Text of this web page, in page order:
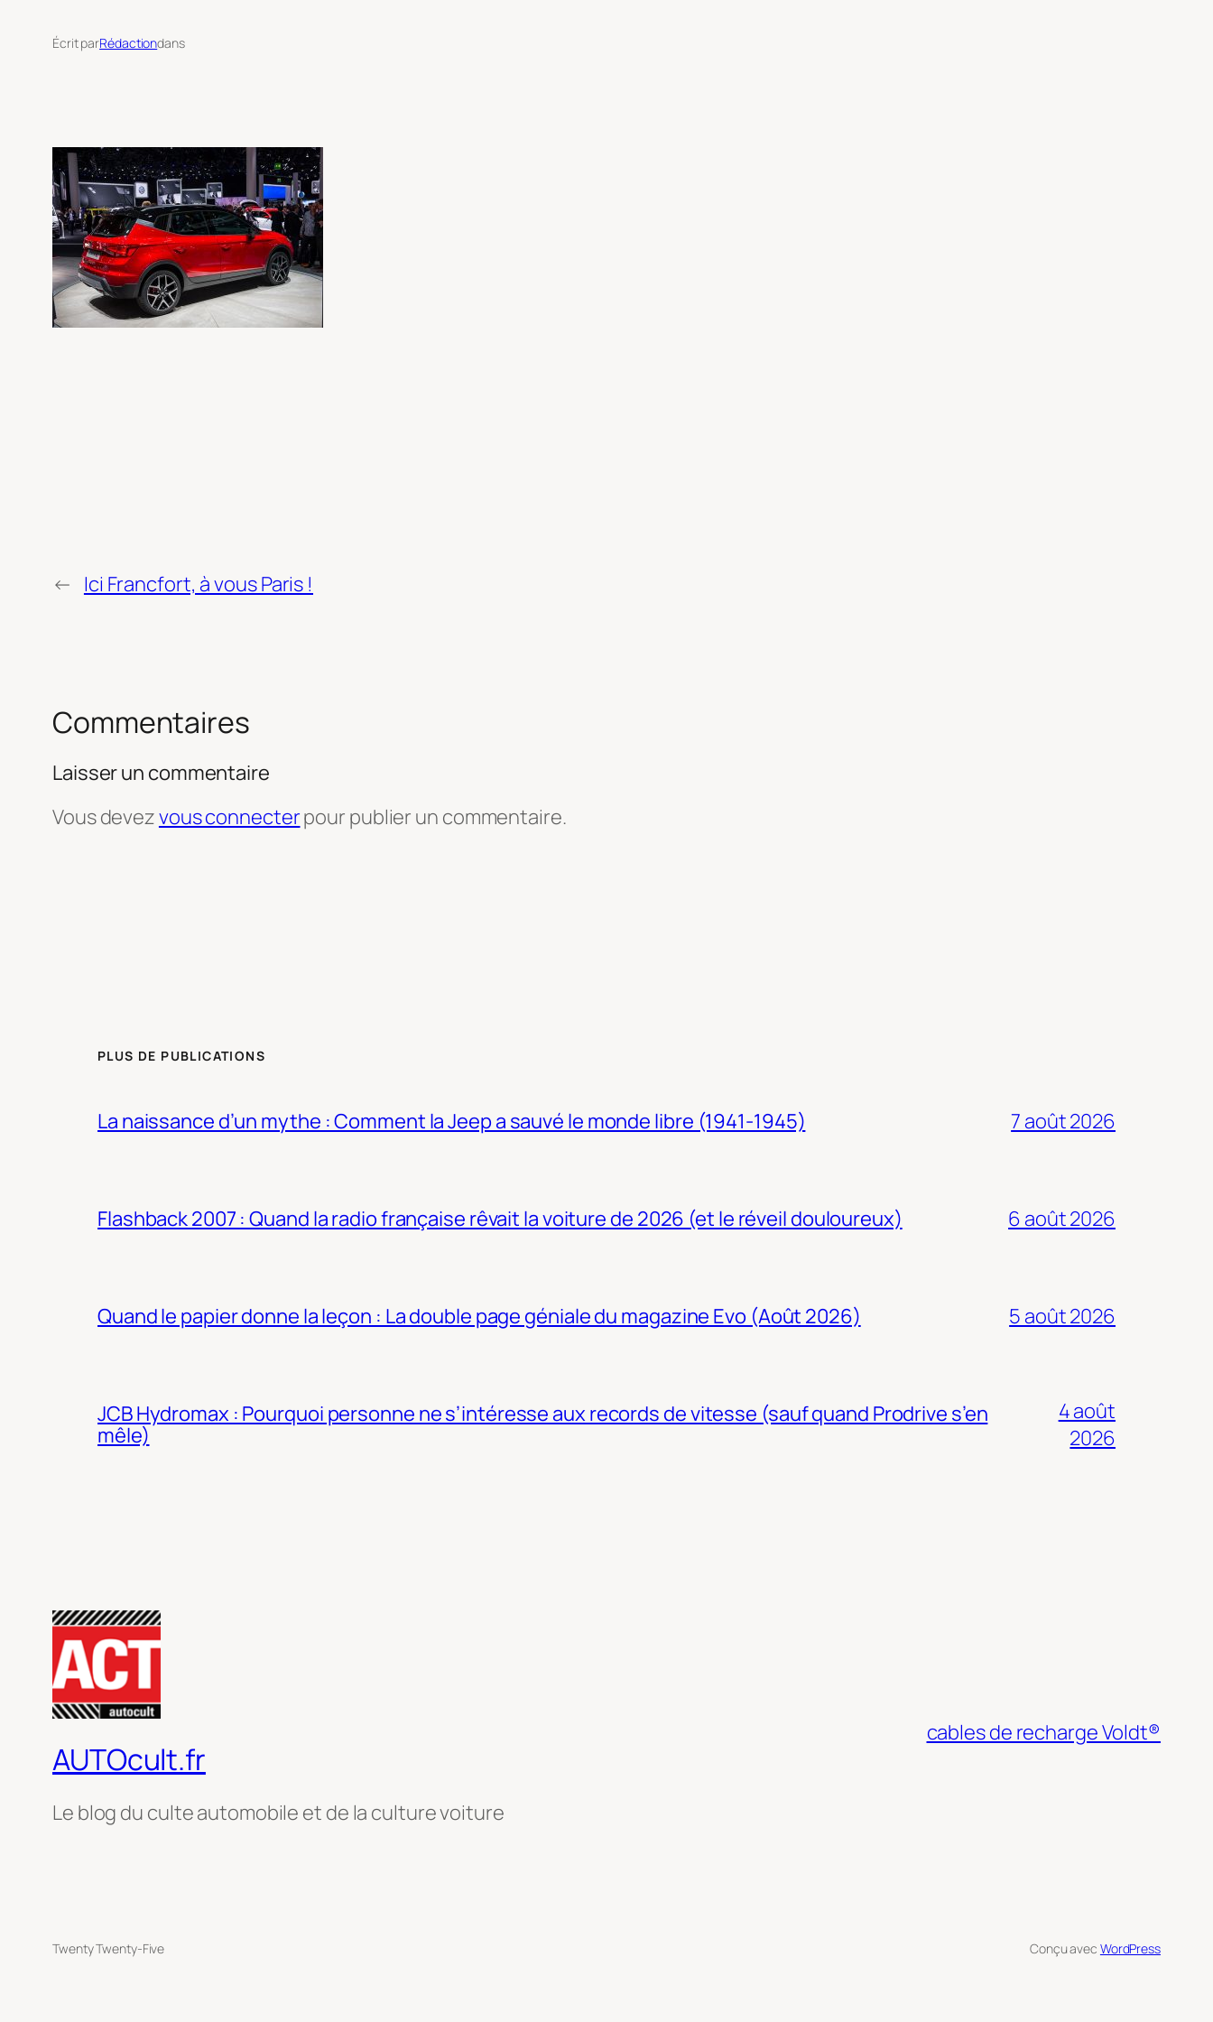
Écrit parRédactiondans
← Ici Francfort, à vous Paris !
Commentaires
Laisser un commentaire
Vous devezvous connecterpour publier un commentaire.
PLUS DE PUBLICATIONS
La naissance d’un mythe : Comment la Jeep a sauvé le monde libre (1941-1945) 7 août 2026
Flashback 2007 : Quand la radio française rêvait la voiture de 2026 (et le réveil douloureux) 6 août 2026
Quand le papier donne la leçon : La double page géniale du magazine Evo (Août 2026) 5 août 2026
JCB Hydromax : Pourquoi personne ne s’intéresse aux records de vitesse (sauf quand Prodrive s’en
mêle)
4 août
2026
AUTOcult.fr
Le blog du culte automobile et de la culture voiture
cables de recharge Voldt®
Twenty Twenty-Five Conçu avec WordPress